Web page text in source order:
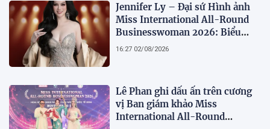
Jennifer Ly – Đại sứ Hình ảnh
Miss International All-Round
Businesswoman 2026: Biểu
tượng của nhan sắc, trí tuệ và
16:27 02/08/2026
Lê Phan ghi dấu ấn trên cương
vị Ban giám khảo Miss
International All-Round